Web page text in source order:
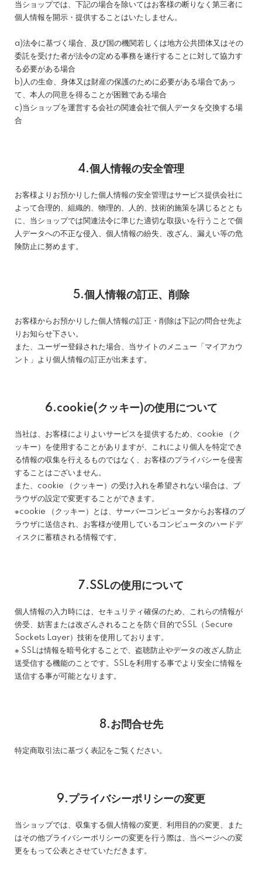
当ショップでは、下記の場合を除いてはお客様の断りなく第三者に
個人情報を開示・提供することはいたしません。
a)法令に基づく場合、及び国の機関若しくは地方公共団体又はその
委託を受けた者が法令の定める事務を遂行することに対して協力す
る必要がある場合
b)人の生命、身体又は財産の保護のために必要がある場合であっ
て、本人の同意を得ることが困難である場合
c)当ショップを運営する会社の関連会社で個人データを交換する場
合
4.個人情報の安全管理
お客様よりお預かりした個人情報の安全管理はサービス提供会社に
よって合理的、組織的、物理的、人的、技術的施策を講じるととも
に、当ショップでは関連法令に準じた適切な取扱いを行うことで個
人データへの不正な侵入、個人情報の紛失、改ざん、漏えい等の危
険防止に努めます。
5.個人情報の訂正、削除
お客様からお預かりした個人情報の訂正・削除は下記の問合せ先よ
りお知らせ下さい。
また、ユーザー登録された場合、当サイトのメニュー「マイアカウ
ント」より個人情報の訂正が出来ます。
6.cookie(クッキー)の使用について
当社は、お客様によりよいサービスを提供するため、cookie （ク
ッキー）を使用することがありますが、これにより個人を特定でき
る情報の収集を行えるものではなく、お客様のプライバシーを侵害
することはございません。
また、cookie （クッキー）の受け入れを希望されない場合は、ブ
ラウザの設定で変更することができます。
※cookie （クッキー）とは、サーバーコンピュータからお客様のブ
ラウザに送信され、お客様が使用しているコンピュータのハードデ
ィスクに蓄積される情報です。
7.SSLの使用について
個人情報の入力時には、セキュリティ確保のため、これらの情報が
傍受、妨害または改ざんされることを防ぐ目的でSSL（Secure
Sockets Layer）技術を使用しております。
※ SSLは情報を暗号化することで、盗聴防止やデータの改ざん防止
送受信する機能のことです。SSLを利用する事でより安全に情報を
送信する事が可能となります。
8.お問合せ先
特定商取引法に基づく表記をご覧ください。
9.プライバシーポリシーの変更
当ショップでは、収集する個人情報の変更、利用目的の変更、また
はその他プライバシーポリシーの変更を行う際は、当ページへの変
更をもって公表とさせていただきます。